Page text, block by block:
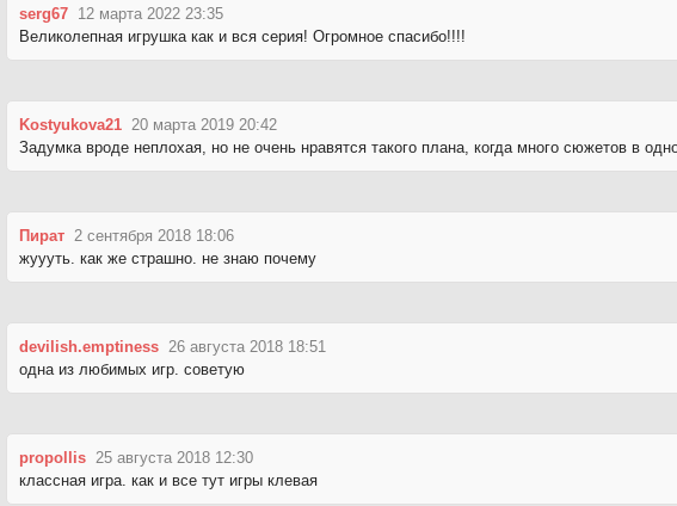
serg67 12 марта 2022 23:35
Великолепная игрушка как и вся серия! Огромное спасибо!!!!
Kostyukova21 20 марта 2019 20:42
Задумка вроде неплохая, но не очень нравятся такого плана, когда много сюжетов в
Пират 2 сентября 2018 18:06
жуууть. как же страшно. не знаю почему
devilish.emptiness 26 августа 2018 18:51
одна из любимых игр. советую
propollis 25 августа 2018 12:30
классная игра. как и все тут игры клевая